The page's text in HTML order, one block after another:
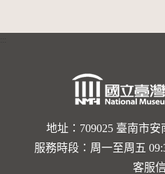
地址：709025 臺南市
服務時段：周一至周五
客服